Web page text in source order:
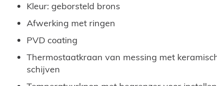
Kleur: geborsteld brons
Afwerking met ringen
PVD coating
Thermostaatkraan van messing met
schijven